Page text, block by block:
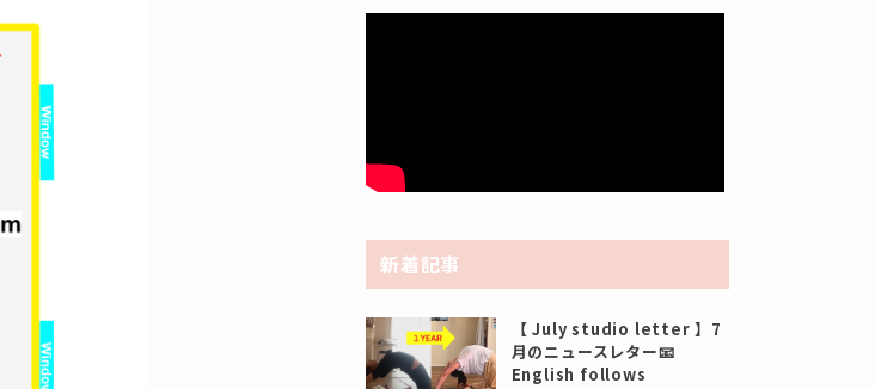
新着記事
【 July studio letter 】7
月のニュースレター📧
English follows